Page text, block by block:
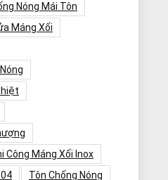
Nóng Mái Tôn
Máng Xối
Công Máng Xối Inox
Tôn Chống Nóng